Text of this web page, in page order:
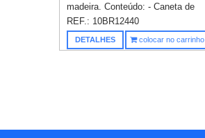
madeira. Conteúdo: - Caneta de
metal Roller - Caneta de metal
esferográfica - Uma gravação já
inclusa.
REF.: 10BR12440
DETALHES colocar no carrinho